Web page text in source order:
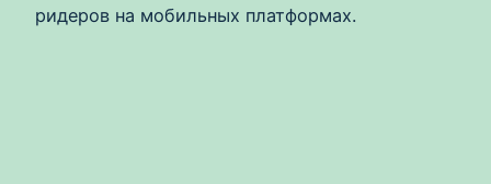
ридеров на мобильных платформах.